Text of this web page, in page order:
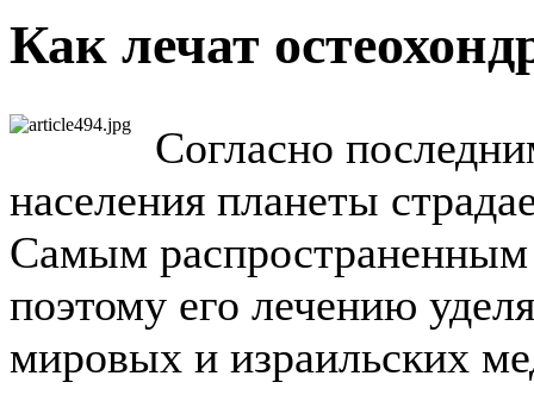
Как лечат
Согласно
населения планеты
Самым распространенным
поэтому его лечению
мировых и израильских